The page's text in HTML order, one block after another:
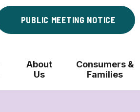
PUBLIC MEETING NOTICE
About
Us
Consumers &
Families